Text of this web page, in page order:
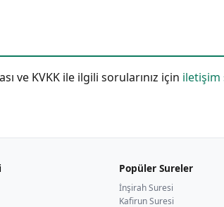
ve KVKK ile ilgili sorularınız için iletişim
Popüler Sureler
İnşirah Suresi
Kafirun Suresi